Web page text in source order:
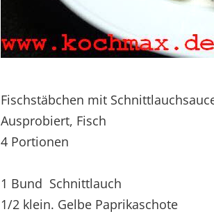
Fischstäbchen mit
Ausprobiert, Fisch
4 Portionen
1 Bund Schnittlauch
1/2 klein. Gelbe Paprikaschote